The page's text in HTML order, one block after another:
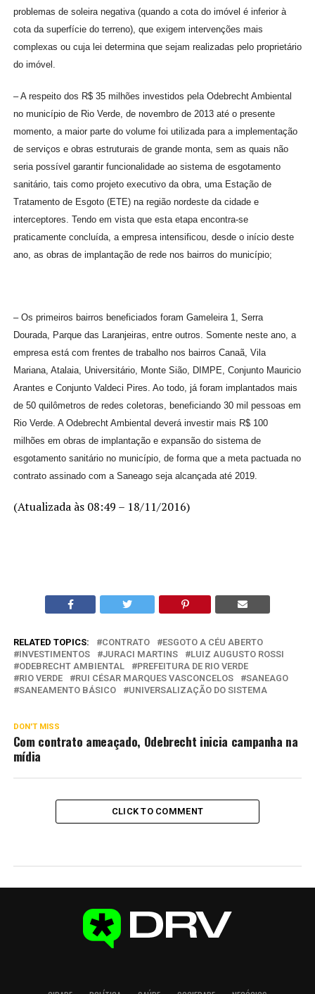
problemas de soleira negativa (quando a cota do imóvel é inferior à
cota da superfície do terreno), que exigem intervenções mais
complexas ou cuja lei determina que sejam realizadas pelo proprietário
do imóvel.
– A respeito dos R$ 35 milhões investidos pela Odebrecht Ambiental
no município de Rio Verde, de novembro de 2013 até o presente
momento, a maior parte do volume foi utilizada para a implementação
de serviços e obras estruturais de grande monta, sem as quais não
seria possível garantir funcionalidade ao sistema de esgotamento
sanitário, tais como projeto executivo da obra, uma Estação de
Tratamento de Esgoto (ETE) na região nordeste da cidade e
interceptores. Tendo em vista que esta etapa encontra-se
praticamente concluída, a empresa intensificou, desde o início deste
ano, as obras de implantação de rede nos bairros do município;
– Os primeiros bairros beneficiados foram Gameleira 1, Serra
Dourada, Parque das Laranjeiras, entre outros. Somente neste ano, a
empresa está com frentes de trabalho nos bairros Canaã, Vila
Mariana, Atalaia, Universitário, Monte Sião, DIMPE, Conjunto Mauricio
Arantes e Conjunto Valdeci Pires. Ao todo, já foram implantados mais
de 50 quilômetros de redes coletoras, beneficiando 30 mil pessoas em
Rio Verde. A Odebrecht Ambiental deverá investir mais R$ 100
milhões em obras de implantação e expansão do sistema de
esgotamento sanitário no município, de forma que a meta pactuada no
contrato assinado com a Saneago seja alcançada até 2019.
(Atualizada às 08:49 – 18/11/2016)
RELATED TOPICS: CONTRATO
ESGOTO A CÉU ABERTO
INVESTIMENTOS
JURACI MARTINS
LUIZ AUGUSTO ROSSI
ODEBRECHT AMBIENTAL
PREFEITURA DE RIO VERDE
RIO VERDE
RUI CÉSAR MARQUES VASCONCELOS
SANEAGO
SANEAMENTO BÁSICO
UNIVERSALIZAÇÃO DO SISTEMA
DON'T MISS
Com contrato ameaçado, Odebrecht inicia campanha na
mídia
CLICK TO COMMENT